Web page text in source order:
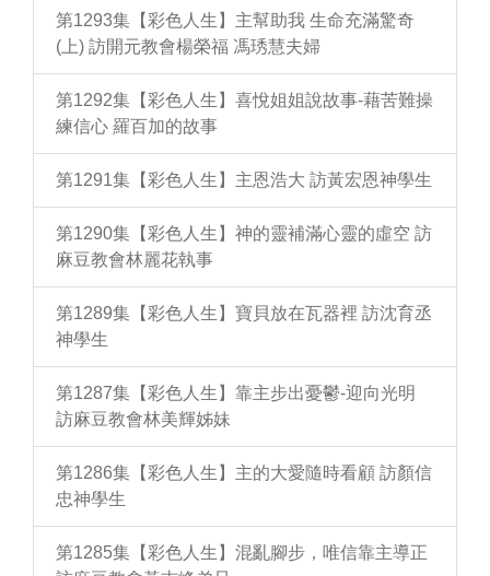
第1293集【彩色人生】主幫助我 生命充滿驚奇
(上) 訪開元教會楊榮福 馮琇慧夫婦
第1292集【彩色人生】喜悅姐姐說故事-藉苦難操
練信心 羅百加的故事
第1291集【彩色人生】主恩浩大 訪黃宏恩神學生
第1290集【彩色人生】神的靈補滿心靈的虛空 訪
麻豆教會林麗花執事
第1289集【彩色人生】寶貝放在瓦器裡 訪沈育丞
神學生
第1287集【彩色人生】靠主步出憂鬱-迎向光明
訪麻豆教會林美輝姊妹
第1286集【彩色人生】主的大愛隨時看顧 訪顏信
忠神學生
第1285集【彩色人生】混亂腳步，唯信靠主導正